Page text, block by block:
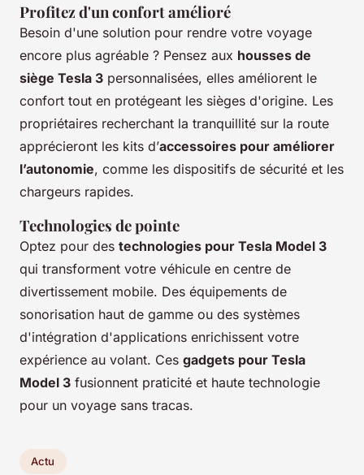
Profitez d'un confort amélioré
Besoin d'une solution pour rendre votre voyage
encore plus agréable ? Pensez aux housses de
siège Tesla 3 personnalisées, elles améliorent le
confort tout en protégeant les sièges d'origine. Les
propriétaires recherchant la tranquillité sur la route
apprécieront les kits d’accessoires pour améliorer
l’autonomie, comme les dispositifs de sécurité et les
chargeurs rapides.
Technologies de pointe
Optez pour des technologies pour Tesla Model 3
qui transforment votre véhicule en centre de
divertissement mobile. Des équipements de
sonorisation haut de gamme ou des systèmes
d'intégration d'applications enrichissent votre
expérience au volant. Ces gadgets pour Tesla
Model 3 fusionnent praticité et haute technologie
pour un voyage sans tracas.
Actu